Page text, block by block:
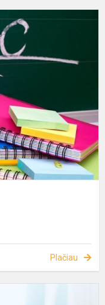
Plačiau